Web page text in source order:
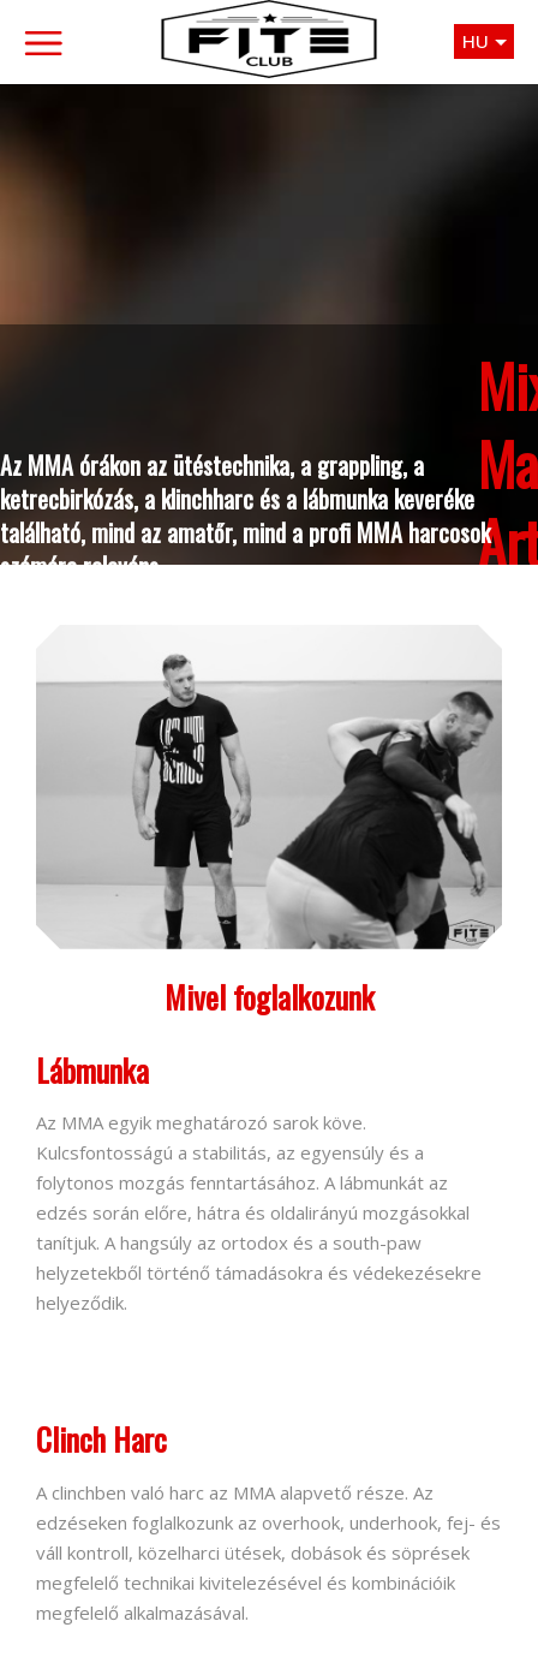
HU
Az MMA órákon az ütéstechnika, a grappling, a
ketrecbirkózás, a klinchharc és a lábmunka keveréke
található, mind az amatőr, mind a profi MMA harcosok
számára releváns.
Mivel foglalkozunk
Lábmunka
Az MMA egyik meghatározó sarok köve.
Kulcsfontosságú a stabilitás, az egyensúly és a
folytonos mozgás fenntartásához. A lábmunkát az
edzés során előre, hátra és oldalirányú mozgásokkal
tanítjuk. A hangsúly az ortodox és a south-paw
helyzetekből történő támadásokra és védekezésekre
helyeződik.
Clinch Harc
A clinchben való harc az MMA alapvető része. Az
edzéseken foglalkozunk az overhook, underhook, fej- és
váll kontroll, közelharci ütések, dobások és söprések
megfelelő technikai kivitelezésével és kombinációik
megfelelő alkalmazásával.